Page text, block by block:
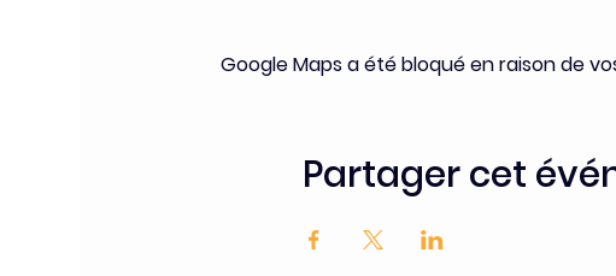
Google Maps a été bloqué en raison de
Partager cet